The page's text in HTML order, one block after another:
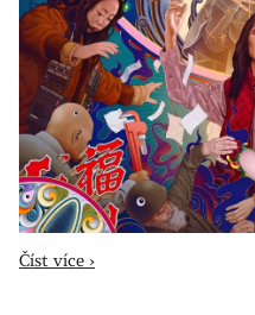
Číst více ›